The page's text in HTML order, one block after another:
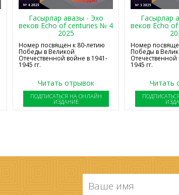
Гасырлар авазы - Эхо
веков Echo of centuries № 4
2025
Номер посвящен к 80-летию
Победы в Великой
Отечественной войне в 1941-
1945 гг.
Читать отрывок
ПОДПИСАТЬСЯ НА ОНЛАЙН
ИЗДАНИЕ
Гасырлар
веков Echo
Номер
Победы в
1945 гг.
Читать
имя